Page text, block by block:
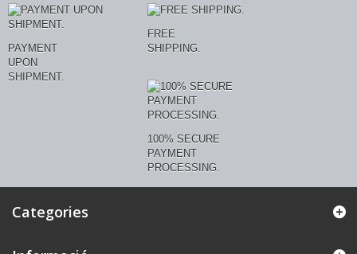
PAYMENT
UPON
SHIPMENT.
FREE
SHIPPING.
100% SECURE
PAYMENT
PROCESSING.
Categories